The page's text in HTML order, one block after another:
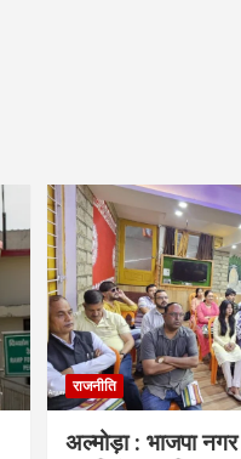
राजनीति
अल्मोड़ा : भाजपा